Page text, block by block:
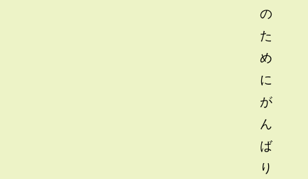
の
た
め
に
が
ん
ば
り